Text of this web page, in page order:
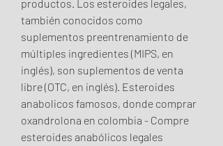
productos. Los esteroides legales,
también conocidos como
suplementos preentrenamiento de
múltiples ingredientes (MIPS, en
inglés), son suplementos de venta
libre (OTC, en inglés). Esteroides
anabolicos famosos, donde comprar
oxandrolona en colombia - Compre
esteroides anabólicos legales